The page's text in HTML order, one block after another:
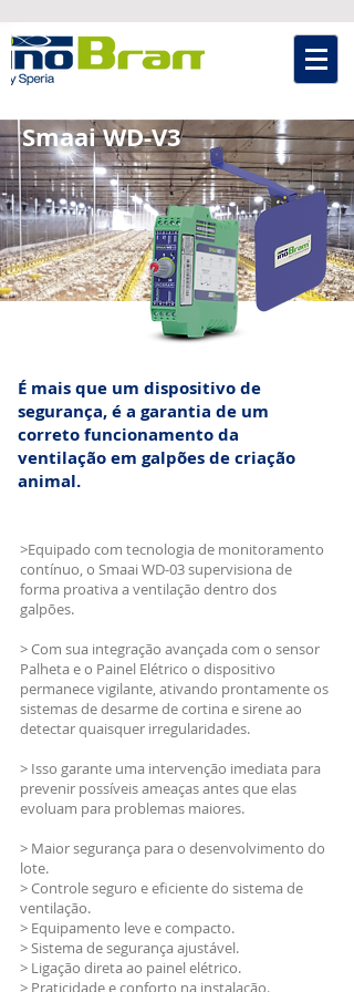
Smaai WD-V3
É mais que um dispositivo de
segurança, é a garantia de um
correto funcionamento da
ventilação em galpões de criação
animal.
>Equipado com tecnologia de monitoramento
contínuo, o Smaai WD-03 supervisiona de
forma proativa a ventilação dentro dos
galpões.
> Com sua integração avançada com o sensor
Palheta e o Painel Elétrico o dispositivo
permanece vigilante, ativando prontamente os
sistemas de desarme de cortina e sirene ao
detectar quaisquer irregularidades.
> Isso garante uma intervenção imediata para
prevenir possíveis ameaças antes que elas
evoluam para problemas maiores.
> Maior segurança para o desenvolvimento do
lote.
> Controle seguro e eficiente do sistema de
ventilação.
> Equipamento leve e compacto.
> Sistema de segurança ajustável.
> Ligação direta ao painel elétrico.
> Praticidade e conforto na instalação.